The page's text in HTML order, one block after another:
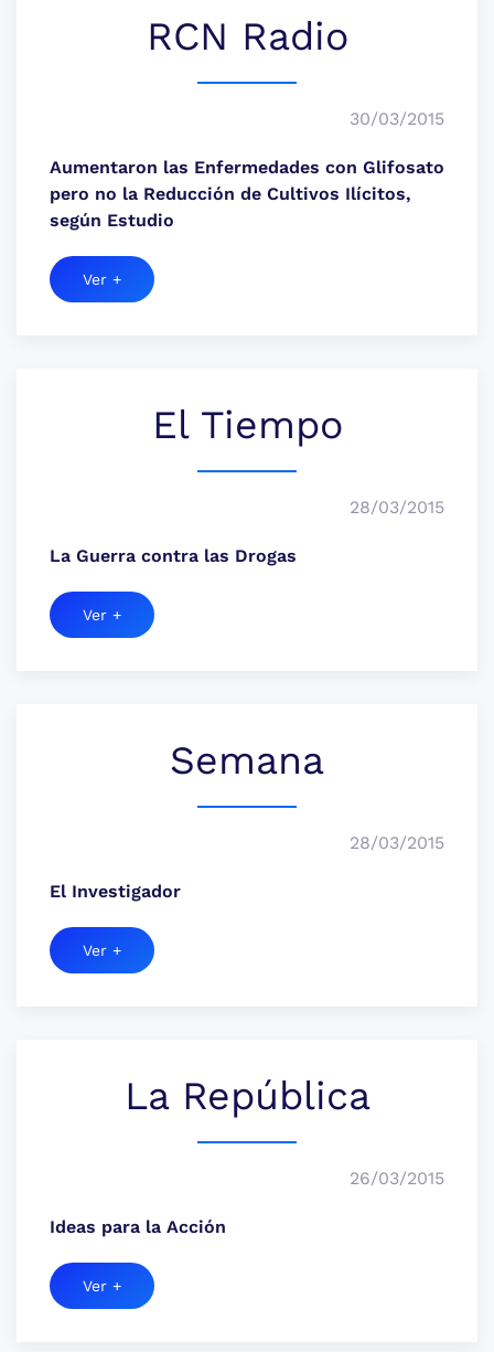
RCN Radio
30/03/2015
Aumentaron las Enfermedades con Glifosato
pero no la Reducción de Cultivos Ilícitos,
según Estudio
Ver +
El Tiempo
28/03/2015
La Guerra contra las Drogas
Ver +
Semana
28/03/2015
El Investigador
Ver +
La República
26/03/2015
Ideas para la Acción
Ver +